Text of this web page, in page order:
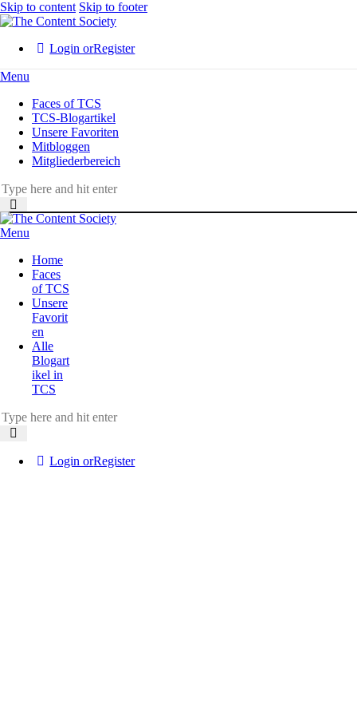
Skip to content Skip to footer
Login orRegister
Menu
Faces of TCS
TCS-Blogartikel
Unsere Favoriten
Mitbloggen
Mitgliederbereich
Menu
Home
Faces
of TCS
Unsere
Favorit
en
Alle
Blogart
ikel in
TCS
Login orRegister